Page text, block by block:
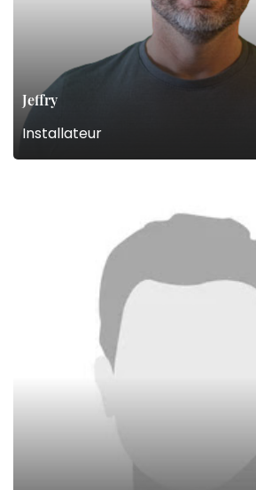
Jeffry
Installateur